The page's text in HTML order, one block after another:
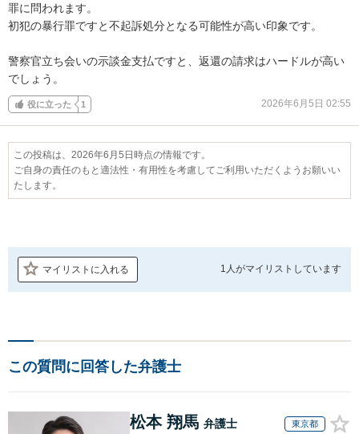
罪に問われます。
初犯の暴行罪ですと不起訴処分となる可能性が高い印象です。
警察官立ち会いの示談金支払ですと、返還の請求はハードルが高い
でしょう。
役に立った 1 2026年6月5日 02:55
この投稿は、2026年6月5日時点の情報です。
ご自身の責任のもと適法性・有用性を考慮してご利用いただくようお願いい
たします。
マイリストに入れる 1人がマイリストしています
この質問に回答した弁護士
松本 翔馬 弁護士 東京都